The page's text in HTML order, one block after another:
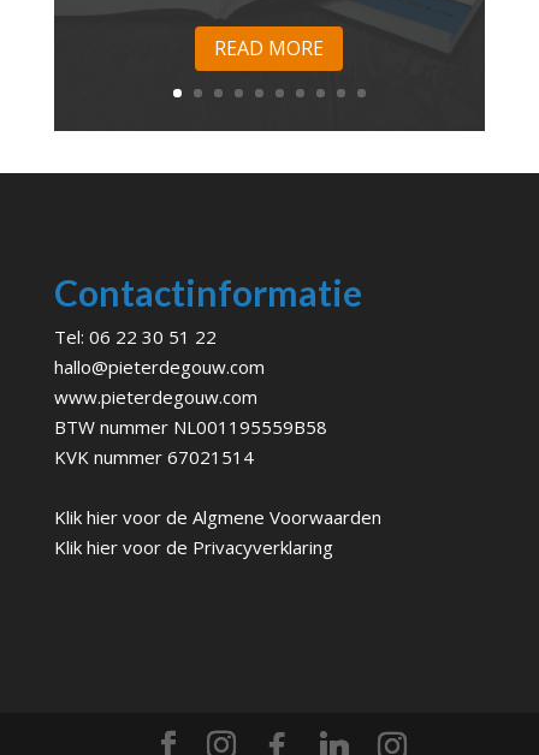
READ MORE
Contactinformatie
Tel: 06 22 30 51 22
hallo@pieterdegouw.com
www.pieterdegouw.com
BTW nummer NL001195559B58
KVK nummer 67021514
Klik hier voor de Algmene Voorwaarden
Klik hier voor de Privacyverklaring